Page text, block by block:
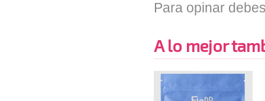
Para opinar
A lo mejor